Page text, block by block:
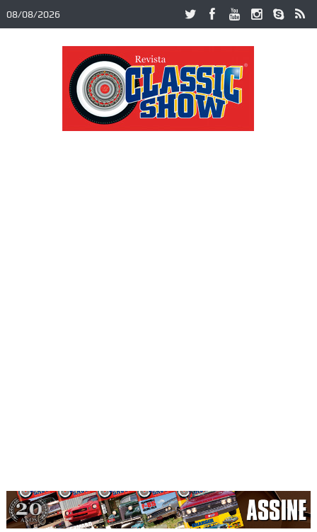
08/08/2026